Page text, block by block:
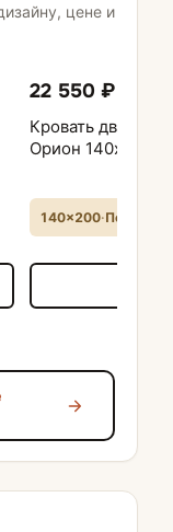
цене и
22 550 ₽
Кровать двойная
Орион 140х200
140×200·Под заказ